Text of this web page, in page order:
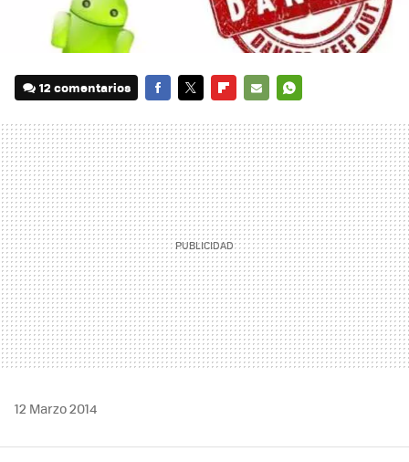
12 comentarios
MAIL
12 Marzo 2014